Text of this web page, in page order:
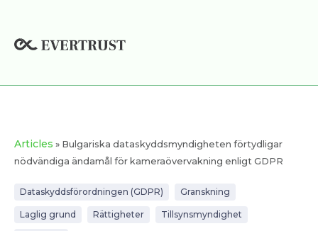
innehåll
Articles » Bulgariska dataskyddsmyndigheten förtydligar
nödvändiga ändamål för kameraövervakning enligt GDPR
Dataskyddsförordningen (GDPR) Granskning
Laglig grund Rättigheter Tillsynsmyndighet